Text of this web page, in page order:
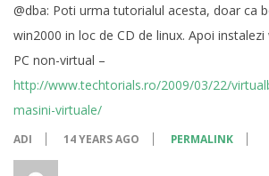
@dba: Poti urma tutorialul acesta, doar ca
win2000 in loc de CD de linux. Apoi
PC non-virtual –
http://www.techtorials.ro/2009/03/22/
masini-virtuale/
ADI 14 YEARS AGO PERMALINK